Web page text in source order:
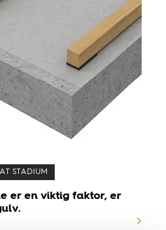
STADIUM
er en viktig faktor, er